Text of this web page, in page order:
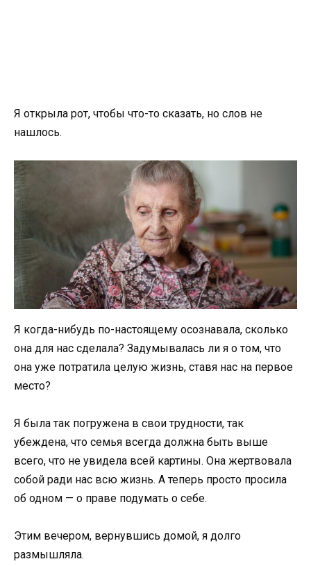
Я открыла рот, чтобы что-то сказать, но слов не
нашлось.
Я когда-нибудь по-настоящему осознавала, сколько
она для нас сделала? Задумывалась ли я о том, что
она уже потратила целую жизнь, ставя нас на первое
место?
Я была так погружена в свои трудности, так
убеждена, что семья всегда должна быть выше
всего, что не увидела всей картины. Она жертвовала
собой ради нас всю жизнь. А теперь просто просила
об одном — о праве подумать о себе.
Этим вечером, вернувшись домой, я долго
размышляла.